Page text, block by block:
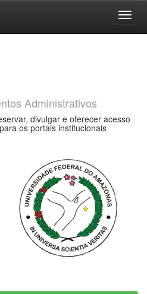
Administrativos
divulgar e oferecer acesso
os portais institucionais